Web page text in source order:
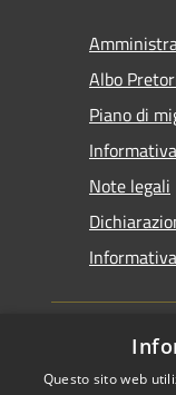
Albo
Piano di
Note legali
Questo sito web